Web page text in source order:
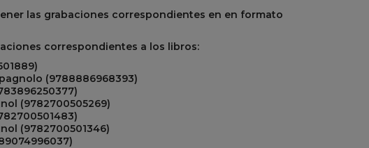
las grabaciones correspondientes en en formato
correspondientes a los libros:
(9788886968393)
(9782700505269)
(9782700501346)